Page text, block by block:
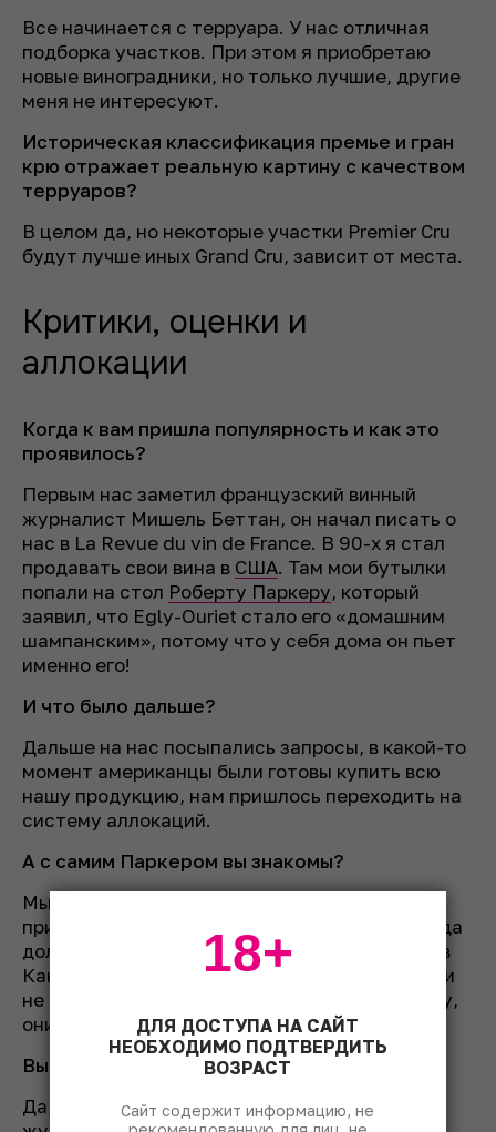
Все начинается с терруара. У нас отличная
подборка участков. При этом я приобретаю
новые виноградники, но только лучшие, другие
меня не интересуют.
Историческая классификация премье и гран
крю отражает реальную картину с качеством
терруаров?
В целом да, но некоторые участки Premier Cru
будут лучше иных Grand Cru, зависит от места.
Критики, оценки и
аллокации
Когда к вам пришла популярность и как это
проявилось?
Первым нас заметил французский винный
журналист Мишель Беттан, он начал писать о
нас в La Revue du vin de France. В 90-х я стал
продавать свои вина в США. Там мои бутылки
попали на стол Роберту Паркеру, который
заявил, что Egly-Ouriet стало его «домашним
шампанским», потому что у себя дома он пьет
именно его!
И что было дальше?
Дальше на нас посыпались запросы, в какой-то
момент американцы были готовы купить всю
нашу продукцию, нам пришлось переходить на
систему аллокаций.
А с самим Паркером вы знакомы?
Мы ни разу не встречались. Однажды меня
пригласили на званый обед в Вашингтоне, куда
должен был приехать Роберт, но он застрял в
Канаде, снег там, что ли, выпал, встреча так и
не состоялась. Но я хорошо знаю его команду,
они у нас частые гости.
Вы открыты для всех?
Да, к нам приезжает много специалистов,
ДЛЯ ДОСТУПА НА САЙТ
НЕОБХОДИМО ПОДТВЕРДИТЬ
ВОЗРАСТ
Сайт содержит информацию, не
18+